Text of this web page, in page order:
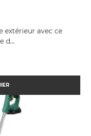
extérieur avec ce
d...